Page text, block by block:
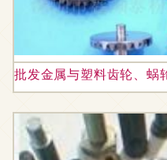
批发金属与塑料齿轮、蜗